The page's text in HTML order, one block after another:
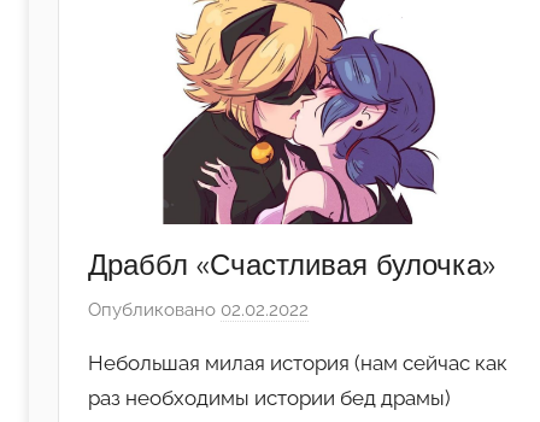
Драббл «Счастливая булочка»
Опубликовано 02.02.2022
т
о
Небольшая милая история (нам сейчас как
раз необходимы истории бед драмы)